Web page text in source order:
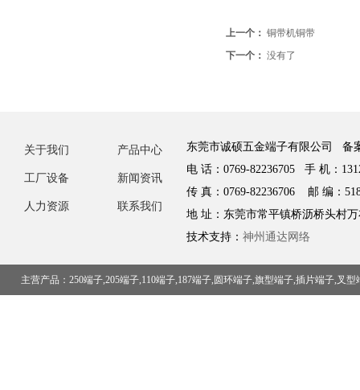
上一个： 铜带机铜带
下一个： 没有了
关于我们 产品中心
工厂设备 新闻资讯
人力资源 联系我们
东莞市诚硕五金端子有限公司 备
电 话：0769-82236705 手 机：
传 真：0769-82236706 邮 编：
地 址：东莞市常平镇桥沥桥头村
技术支持： 神州通达网络
主营产品：250端子,205端子,110端子,187端子,圆环端子,旗型端子,插片端子,